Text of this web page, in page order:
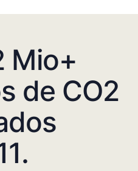
Mio+
de CO2